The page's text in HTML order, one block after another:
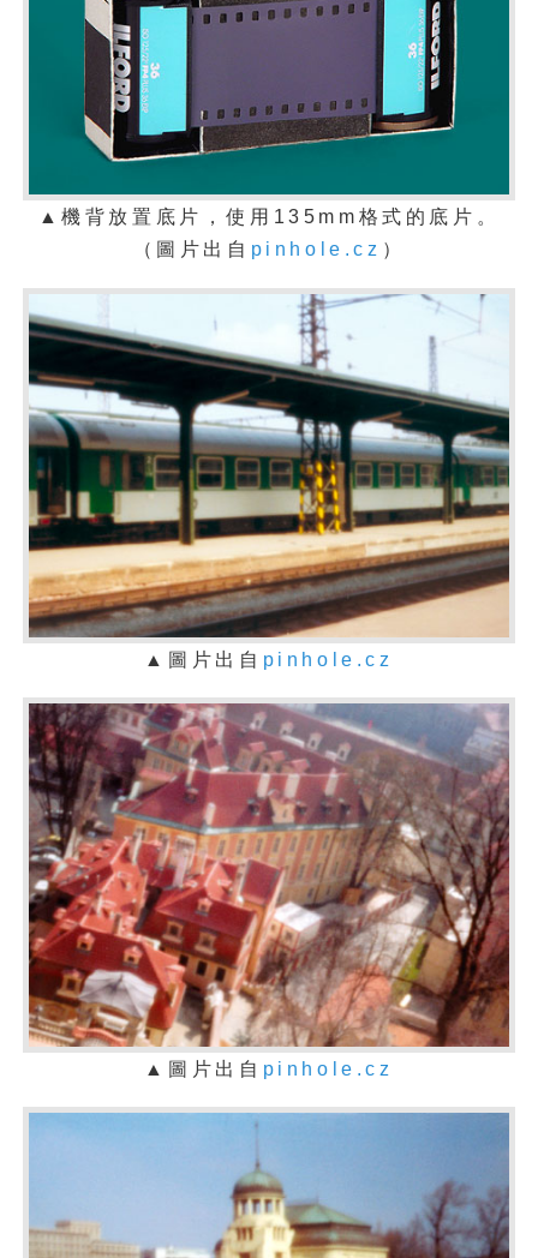
▲機背放置底片，使用135mm格式的底片。
（圖片出自 pinhole.cz ）
▲ 圖片出自 pinhole.cz
▲ 圖片出自 pinhole.cz